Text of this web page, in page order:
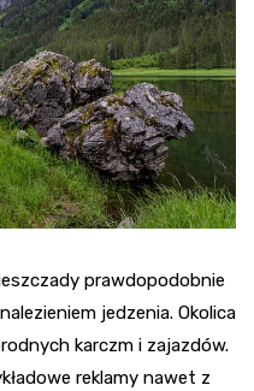
prawdopodobnie
jedzenia. Okolica
karczm i zajazdów.
reklamy nawet z